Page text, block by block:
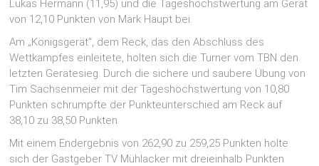
Lukas Hermann (11,95) und die Tageshöchstwertung am Gerät
von 12,10 Punkten von Mark Haupt bei.
Am „Königsgerät“, dem Reck, das den Abschluss des
Wettkampfes einleitete, holten sich die Turner vom TBN den
letzten Gerätesieg. Durch die sichere und saubere Übung von
Tim Sachsenmeier mit der Tageshöchstwertung von 10,80
Punkten schrumpfte der Punkteunterschied am Reck auf
38,10 zu 38,50 Punkten.
Mit einem Endergebnis von 262,90 zu 259,25 Punkten holte
sich der Gastgeber TV Mühlacker mit dreieinhalb Punkten